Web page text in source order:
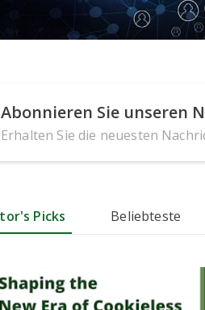
Abonnieren Sie unseren
Erhalten Sie die neuesten
Picks Beliebteste